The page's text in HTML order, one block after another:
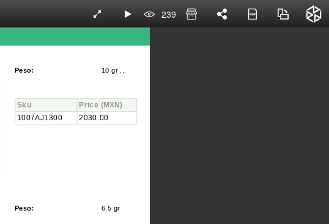
Peso: 10 gr ...
Sku Price (MXN)
1007AJ1300
2030.00
Peso: 6.5 gr
239